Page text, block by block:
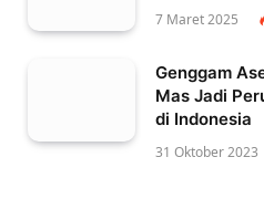
7 Maret 2025
Genggam
Mas Jadi
di Indonesia
31 Oktober 2023